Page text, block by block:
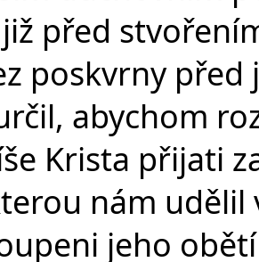
před
poskvrny před
abychom
Krista přijati
nám udělil
jeho